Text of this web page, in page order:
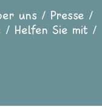
uns
Presse
Helfen Sie mit